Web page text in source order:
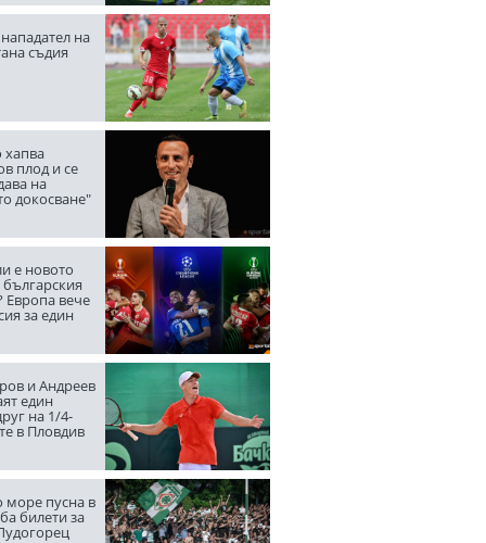
на
съдия
хапва
плод и се
на
докосване"
е новото
Европа вече
за един
и Андреев
един
на 1/4-
в Пловдив
море пусна в
билети за